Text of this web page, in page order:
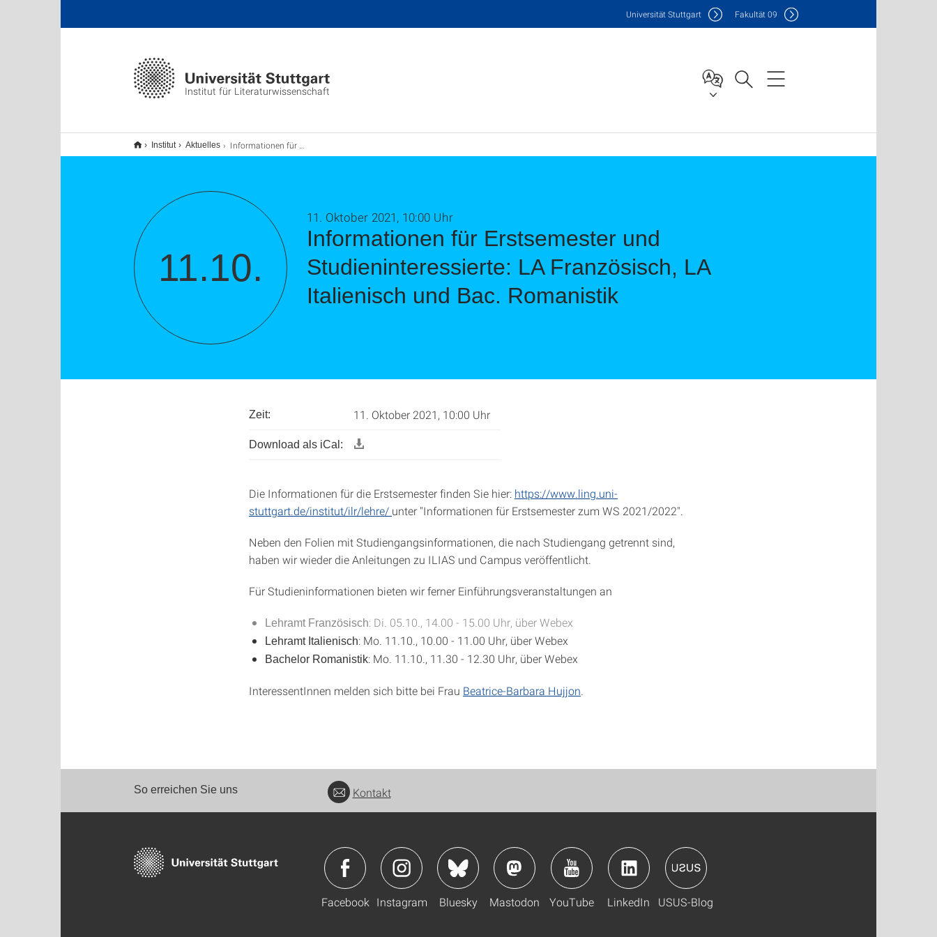
Institut für Literaturwissenschaft
Universität Stuttgart Fakultät09
Institut Aktuelles Informationen für Erstsemester und Studieninteressierte: LA Französisch, LA Italienisch und Bac. Romanistik
11.10.
Informationen für Erstsemester und
Studieninteressierte: LA Französisch, LA
Italienisch und Bac. Romanistik
11. Oktober 2021, 10:00 Uhr
Zeit: 11. Oktober 2021, 10:00 Uhr
Download als iCal:
Die Informationen für die Erstsemester finden Sie hier: https://www.ling.uni-
stuttgart.de/institut/ilr/lehre/ unter "Informationen für Erstsemester zum WS 2021/2022".
Neben den Folien mit Studiengangsinformationen, die nach Studiengang getrennt sind,
haben wir wieder die Anleitungen zu ILIAS und Campus veröffentlicht.
Für Studieninformationen bieten wir ferner Einführungsveranstaltungen an
Lehramt Französisch: Di. 05.10., 14.00 - 15.00 Uhr, über Webex
Lehramt Italienisch: Mo. 11.10., 10.00 - 11.00 Uhr, über Webex
Bachelor Romanistik: Mo. 11.10., 11.30 - 12.30 Uhr, über Webex
InteressentInnen melden sich bitte bei Frau Beatrice-Barbara Hujjon
So erreichen Sie uns Kontakt
Facebook Instagram Bluesky Mastodon YouTube LinkedIn USUS-Blog